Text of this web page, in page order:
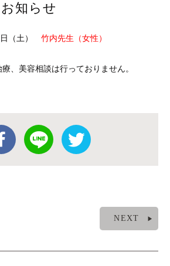
知らせ
日（土） 竹内先生（女性）
、美容相談は行っておりません。
NEXT